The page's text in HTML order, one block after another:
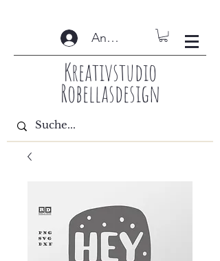
Anmelden
Kreativstudio
Robellasdesign